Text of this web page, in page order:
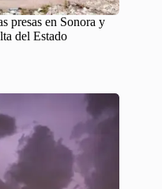
presas en Sonora y
del Estado